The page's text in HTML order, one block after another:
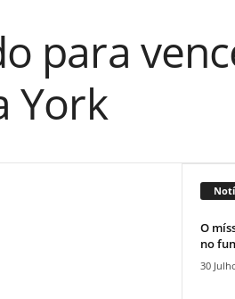
para
York
O
no
30